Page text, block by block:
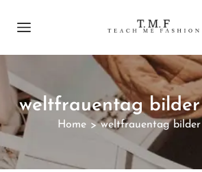
weltfrauentag bilder
Home > weltfrauentag bilder